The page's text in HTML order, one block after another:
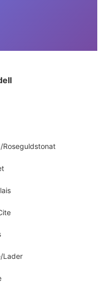
Roseguldstonat
Lader